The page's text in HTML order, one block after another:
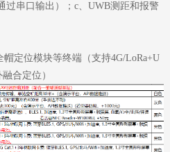
过串口输出）；c、UWB测距和报警
定位模块等终端（支持4G/LoRa+U
合定位）